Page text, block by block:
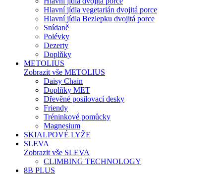
Hlavní jídla vegetarián dvojitá porce
Hlavní jídla Bezlepku dvojitá porce
Snídaně
Polévky
Dezerty
Doplňky
METOLIUS
Zobrazit vše METOLIUS
Daisy Chain
Doplňky MET
Dřevěné posilovací desky
Friendy
Tréninkové pomůcky
Magnesium
SKIALPOVÉ LYŽE
SLEVA
Zobrazit vše SLEVA
CLIMBING TECHNOLOGY
8B PLUS